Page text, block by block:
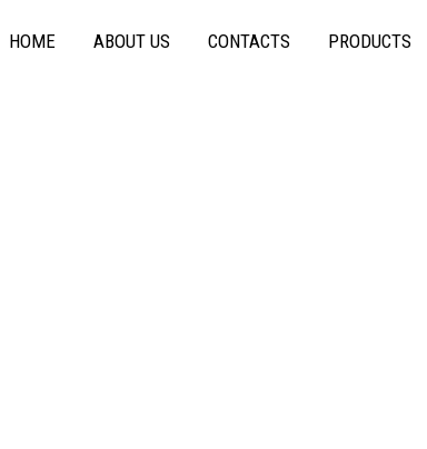
HOME ABOUT US CONTACTS PRODUCTS